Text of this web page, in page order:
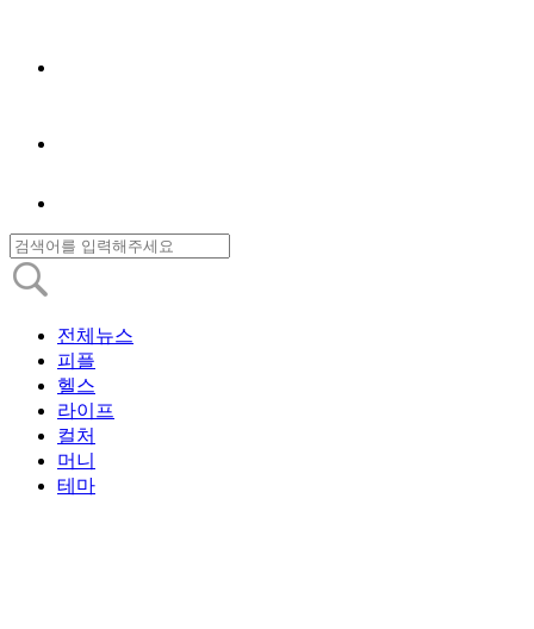
전체뉴스
피플
헬스
라이프
컬처
머니
테마